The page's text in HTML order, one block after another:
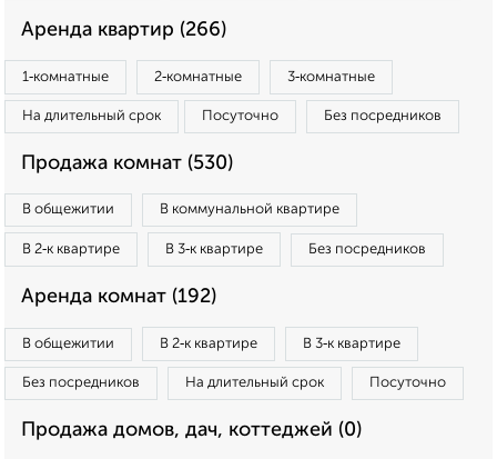
Аренда квартир (266)
1‑комнатные 2‑комнатные 3‑комнатные
На длительный срок Посуточно Без посредников
Продажа комнат (530)
В общежитии В коммунальной квартире
В 2‑к квартире В 3‑к квартире Без посредников
Аренда комнат (192)
В общежитии В 2‑к квартире В 3‑к квартире
Без посредников На длительный срок Посуточно
Продажа домов, дач, коттеджей (0)